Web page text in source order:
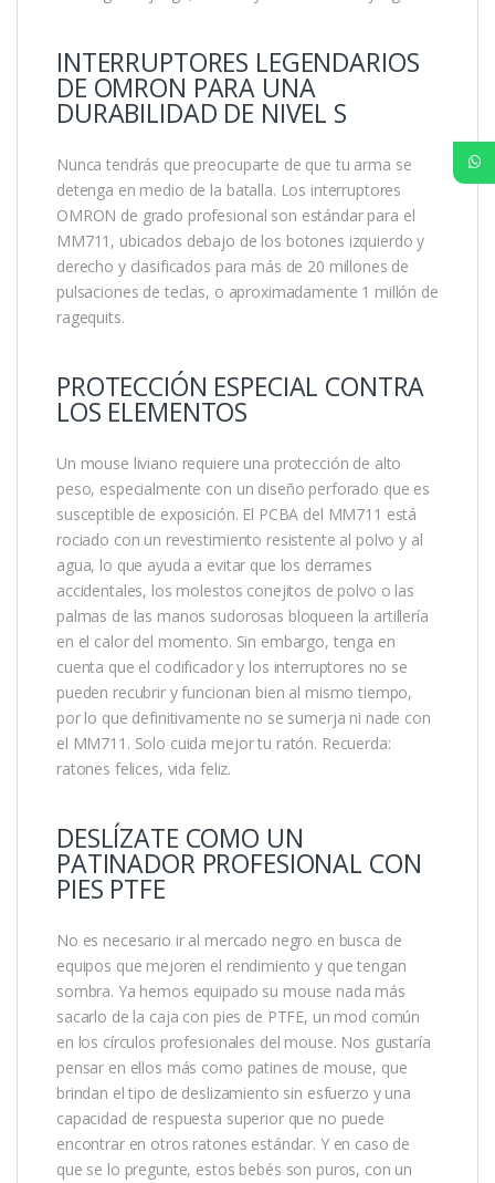
INTERRUPTORES LEGENDARIOS
DE OMRON PARA UNA
DURABILIDAD DE NIVEL S
Nunca tendrás que preocuparte de que tu arma se
detenga en medio de la batalla. Los interruptores
OMRON de grado profesional son estándar para el
MM711, ubicados debajo de los botones izquierdo y
derecho y clasificados para más de 20 millones de
pulsaciones de teclas, o aproximadamente 1 millón de
ragequits.
PROTECCIÓN ESPECIAL CONTRA
LOS ELEMENTOS
Un mouse liviano requiere una protección de alto
peso, especialmente con un diseño perforado que es
susceptible de exposición. El PCBA del MM711 está
rociado con un revestimiento resistente al polvo y al
agua, lo que ayuda a evitar que los derrames
accidentales, los molestos conejitos de polvo o las
palmas de las manos sudorosas bloqueen la artillería
en el calor del momento. Sin embargo, tenga en
cuenta que el codificador y los interruptores no se
pueden recubrir y funcionan bien al mismo tiempo,
por lo que definitivamente no se sumerja ni nade con
el MM711. Solo cuida mejor tu ratón. Recuerda:
ratones felices, vida feliz.
DESLÍZATE COMO UN
PATINADOR PROFESIONAL CON
PIES PTFE
No es necesario ir al mercado negro en busca de
equipos que mejoren el rendimiento y que tengan
sombra. Ya hemos equipado su mouse nada más
sacarlo de la caja con pies de PTFE, un mod común
en los círculos profesionales del mouse. Nos gustaría
pensar en ellos más como patines de mouse, que
brindan el tipo de deslizamiento sin esfuerzo y una
capacidad de respuesta superior que no puede
encontrar en otros ratones estándar. Y en caso de
que se lo pregunte, estos bebés son puros, con un